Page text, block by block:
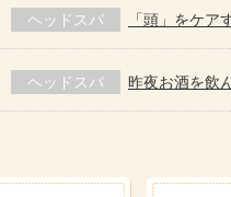
ヘッドスパ 「頭」をケ
ヘッドスパ 昨夜お酒を飲